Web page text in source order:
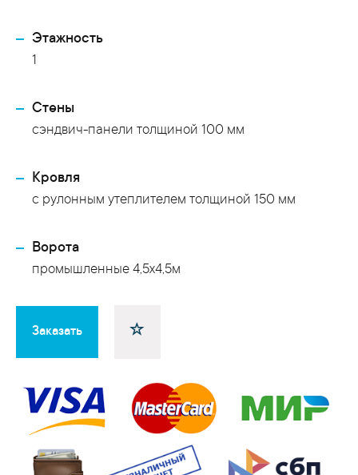
Этажность
1
Стены
сэндвич-панели толщиной 100 мм
Кровля
с рулонным утеплителем толщиной 150 мм
Ворота
промышленные 4,5х4,5м
Заказать